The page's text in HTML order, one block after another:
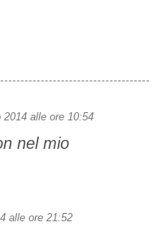
2014 alle ore 10:54
nel mio
alle ore 21:52